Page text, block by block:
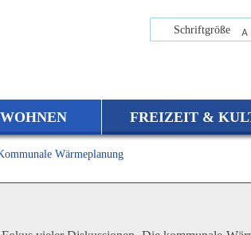
Schriftgröße A
FREIZEIT &
Wärmeplanung